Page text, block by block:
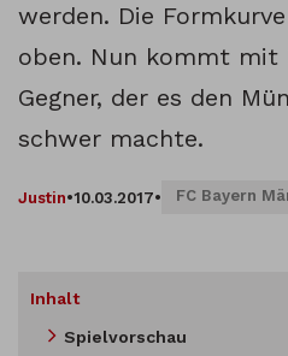
werden. Die
oben. Nun kommt mit
Gegner, der es den
schwer machte.
Justin•10.03.2017• FC Bayern
Inhalt
Spielvorschau